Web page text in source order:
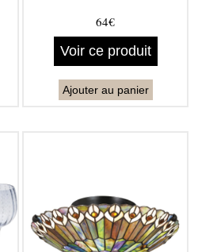
64€
Voir ce produit
Ajouter au panier